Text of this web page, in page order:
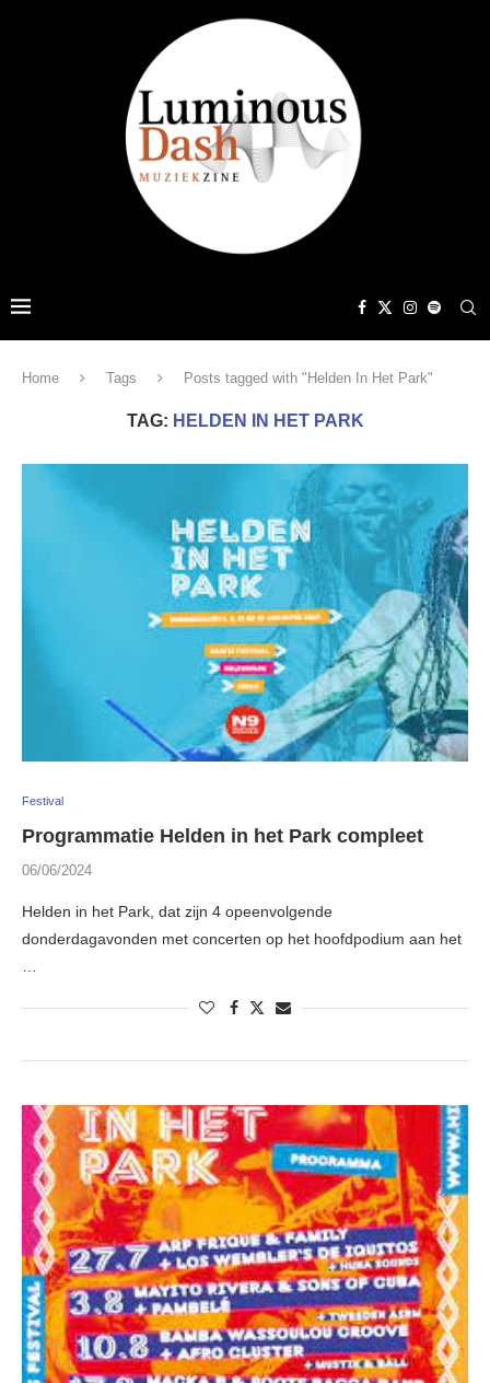
Home Tags Posts tagged with "Helden In Het Park"
TAG: HELDEN IN HET PARK
Festival
Programmatie Helden in het Park compleet
06/06/2024
Helden in het Park, dat zijn 4 opeenvolgende
donderdagavonden met concerten op het hoofdpodium aan het
…